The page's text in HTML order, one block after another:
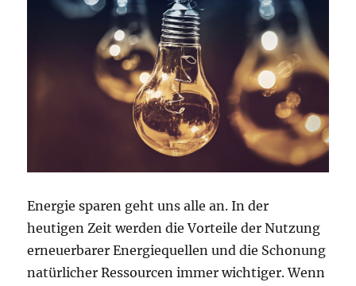
Energie sparen geht uns alle an. In der
heutigen Zeit werden die Vorteile der Nutzung
erneuerbarer Energiequellen und die Schonung
natürlicher Ressourcen immer wichtiger. Wenn